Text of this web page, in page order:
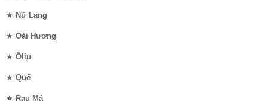
★ Nữ Lang
★ Oải Hương
★ Ôliu
★ Quế
★ Rau Má